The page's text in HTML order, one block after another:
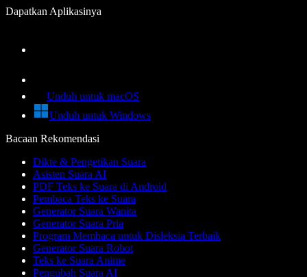
Dapatkan Aplikasinya
Unduh untuk macOS
Unduh untuk Windows
Bacaan Rekomendasi
Dikte & Pengetikan Suara
Asisten Suara AI
PDF Teks ke Suara di Android
Pembaca Teks ke Suara
Generator Suara Wanita
Generator Suara Pria
Program Membaca untuk Disleksia Terbaik
Generator Suara Robot
Teks ke Suara Anime
Pengubah Suara AI